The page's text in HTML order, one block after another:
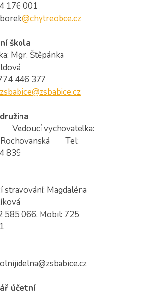
176 001
@chytreobce.cz
škola
Mgr. Štěpánka
446 377
zsbabice@zsbabice.cz
vychovatelka:
Rochovanská Tel:
839
stravování: Magdaléna
585 066, Mobil: 725
účetní